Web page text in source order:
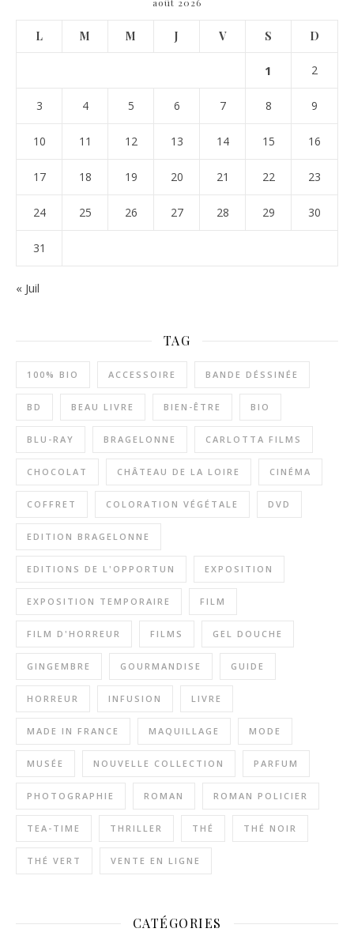
L M M J V S D
1 2
3 4 5 6 7 8 9
10 11 12 13 14 15 16
17 18 19 20 21 22 23
24 25 26 27 28 29 30
31
« Juil
TAG
100% BIO ACCESSOIRE BANDE DÉSSINÉE
BD BEAU LIVRE BIEN-ÊTRE BIO
BLU-RAY BRAGELONNE CARLOTTA FILMS
CHOCOLAT CHÂTEAU DE LA LOIRE CINÉMA
COFFRET COLORATION VÉGÉTALE DVD
EDITION BRAGELONNE
EDITIONS DE L'OPPORTUN EXPOSITION
EXPOSITION TEMPORAIRE FILM
FILM D'HORREUR FILMS GEL DOUCHE
GINGEMBRE GOURMANDISE GUIDE
HORREUR INFUSION LIVRE
MADE IN FRANCE MAQUILLAGE MODE
MUSÉE NOUVELLE COLLECTION PARFUM
PHOTOGRAPHIE ROMAN ROMAN POLICIER
TEA-TIME THRILLER THÉ THÉ NOIR
THÉ VERT VENTE EN LIGNE
CATÉGORIES